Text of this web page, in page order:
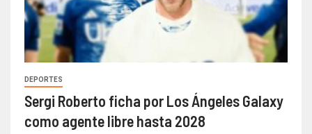
DEPORTES
Sergi Roberto ficha por Los Ángeles Galaxy
como agente libre hasta 2028